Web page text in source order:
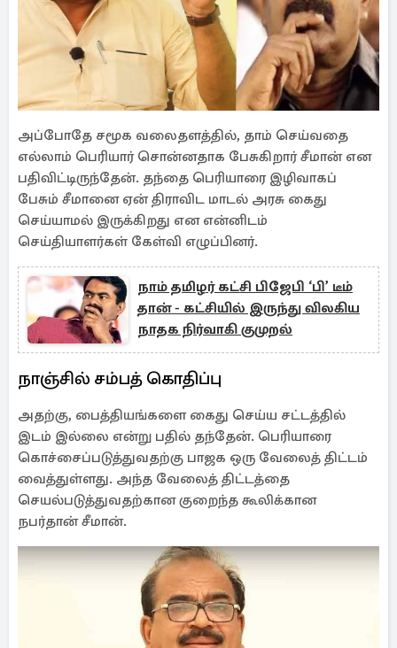
அப்போதே சமூக வலைதளத்தில், தாம் செய்வதை
எல்லாம் பெரியார் சொன்னதாக பேசுகிறார் சீமான் என
பதிவிட்டிருந்தேன். தந்தை பெரியாரை இழிவாகப்
பேசும் சீமானை ஏன் திராவிட மாடல் அரசு கைது
செய்யாமல் இருக்கிறது என என்னிடம்
செய்தியாளர்கள் கேள்வி எழுப்பினர்.
நாம் தமிழர் கட்சி பிஜேபி ‘பி’ டீம்
தான் - கட்சியில் இருந்து விலகிய
நாதக நிர்வாகி குமுறல்
நாஞ்சில் சம்பத் கொதிப்பு
அதற்கு, பைத்தியங்களை கைது செய்ய சட்டத்தில்
இடம் இல்லை என்று பதில் தந்தேன். பெரியாரை
கொச்சைப்படுத்துவதற்கு பாஜக ஒரு வேலைத் திட்டம்
வைத்துள்ளது. அந்த வேலைத் திட்டத்தை
செயல்படுத்துவதற்கான குறைந்த கூலிக்கான
நபர்தான் சீமான்.